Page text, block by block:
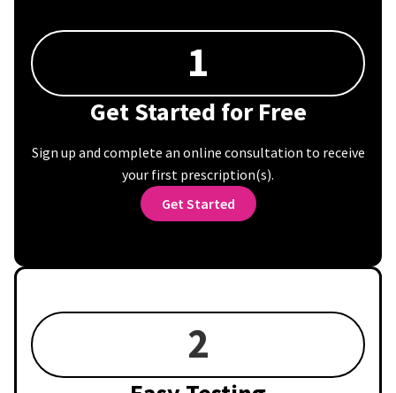
1
Get Started for Free
Sign up and complete an online consultation to receive
your first prescription(s).
Get Started
2